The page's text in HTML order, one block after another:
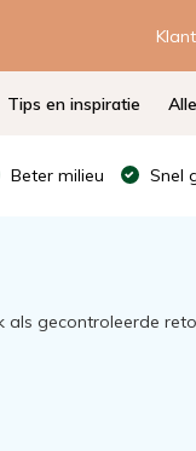
Tips en inspiratie
Beter milieu Snel
gecontroleerde